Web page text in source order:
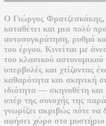
Ο Γιώργος Φρατζεσκάκης,
καταθέτει και μια πολύ
αυτοσυγκράτηση, ρυθμό
του έργου. Κινείται με
του κλασικού
υπερβολές και χτίζοντας
καθαρότητα και σκηνική
ιδιότητα — σκηνοθέτη
υπέρ της συνοχής της
γνωρίζει ακριβώς πότε να
αφήσει χώρο στο μυστήριο